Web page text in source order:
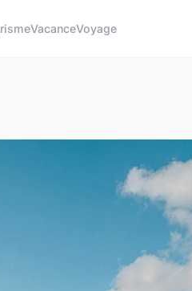
VacanceVoyage